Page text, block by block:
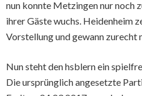
nun konnte Metzingen nur noch
ihrer Gäste wuchs. Heidenheim
Vorstellung und gewann zurecht
Nun steht den hsblern ein
Die ursprünglich angesetzte